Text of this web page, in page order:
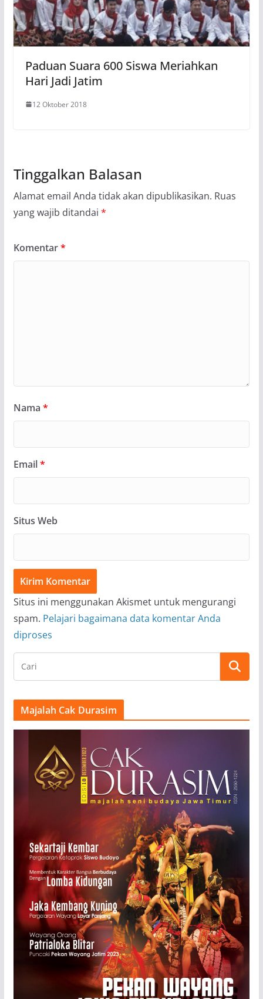
Paduan Suara 600 Siswa Meriahkan
Hari Jadi Jatim
12 Oktober 2018
Tinggalkan Balasan
Alamat email Anda tidak akan dipublikasikan. Ruas
yang wajib ditandai *
Komentar*
Nama *
Email*
Situs Web
Situs ini menggunakan Akismet untuk mengurangi
spam. Pelajari bagaimana data komentar Anda
diproses
Majalah Cak Durasim